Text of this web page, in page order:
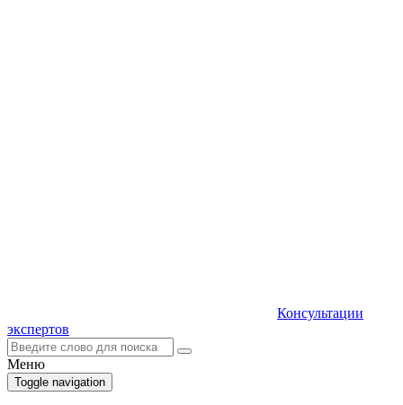
Консультации
экспертов
Меню
Toggle navigation